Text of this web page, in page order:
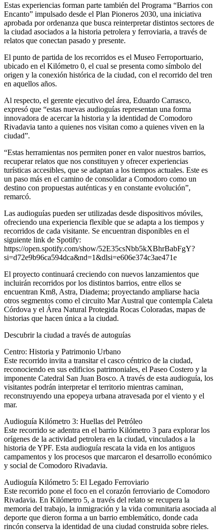
Estas experiencias forman parte también del Programa “Barrios con
Encanto” impulsado desde el Plan Pioneros 2030, una iniciativa
aprobada por ordenanza que busca reinterpretar distintos sectores de
la ciudad asociados a la historia petrolera y ferroviaria, a través de
relatos que conectan pasado y presente.
El punto de partida de los recorridos es el Museo Ferroportuario,
ubicado en el Kilómetro 0, el cual se presenta como símbolo del
origen y la conexión histórica de la ciudad, con el recorrido del tren
en aquellos años.
Al respecto, el gerente ejecutivo del área, Eduardo Carrasco,
expresó que “estas nuevas audioguías representan una forma
innovadora de acercar la historia y la identidad de Comodoro
Rivadavia tanto a quienes nos visitan como a quienes viven en la
ciudad”.
“Estas herramientas nos permiten poner en valor nuestros barrios,
recuperar relatos que nos constituyen y ofrecer experiencias
turísticas accesibles, que se adaptan a los tiempos actuales. Este es
un paso más en el camino de consolidar a Comodoro como un
destino con propuestas auténticas y en constante evolución”,
remarcó.
Las audioguías pueden ser utilizadas desde dispositivos móviles,
ofreciendo una experiencia flexible que se adapta a los tiempos y
recorridos de cada visitante. Se encuentran disponibles en el
siguiente link de Spotify:
https://open.spotify.com/show/52E35csNbb5kXBhrBabFgY?
si=d72e9b96ca594dca&nd=1&dlsi=e606e374c3ae471e
El proyecto continuará creciendo con nuevos lanzamientos que
incluirán recorridos por los distintos barrios, entre ellos se
encuentran Km8, Astra, Diadema; proyectando ampliarse hacia
otros segmentos como el circuito Mar Austral que contempla Caleta
Córdova y el Área Natural Protegida Rocas Coloradas, mapas de
historias que hacen única a la ciudad.
Descubrir la ciudad a través de autoguías
Centro: Historia y Patrimonio Urbano
Este recorrido invita a transitar el casco céntrico de la ciudad,
reconociendo en sus edificios patrimoniales, el Paseo Costero y la
imponente Catedral San Juan Bosco. A través de esta audioguía, los
visitantes podrán interpretar el territorio mientras caminan,
reconstruyendo una epopeya urbana atravesada por el viento y el
mar.
Audioguía Kilómetro 3: Huellas del Petróleo
Este recorrido se adentra en el barrio Kilómetro 3 para explorar los
orígenes de la actividad petrolera en la ciudad, vinculados a la
historia de YPF. Esta audioguía rescata la vida en los antiguos
campamentos y los procesos que marcaron el desarrollo económico
y social de Comodoro Rivadavia.
Audioguía Kilómetro 5: El Legado Ferroviario
Este recorrido pone el foco en el corazón ferroviario de Comodoro
Rivadavia. En Kilómetro 5, a través del relato se recupera la
memoria del trabajo, la inmigración y la vida comunitaria asociada al
deporte que dieron forma a un barrio emblemático, donde cada
rincón conserva la identidad de una ciudad construida sobre rieles.